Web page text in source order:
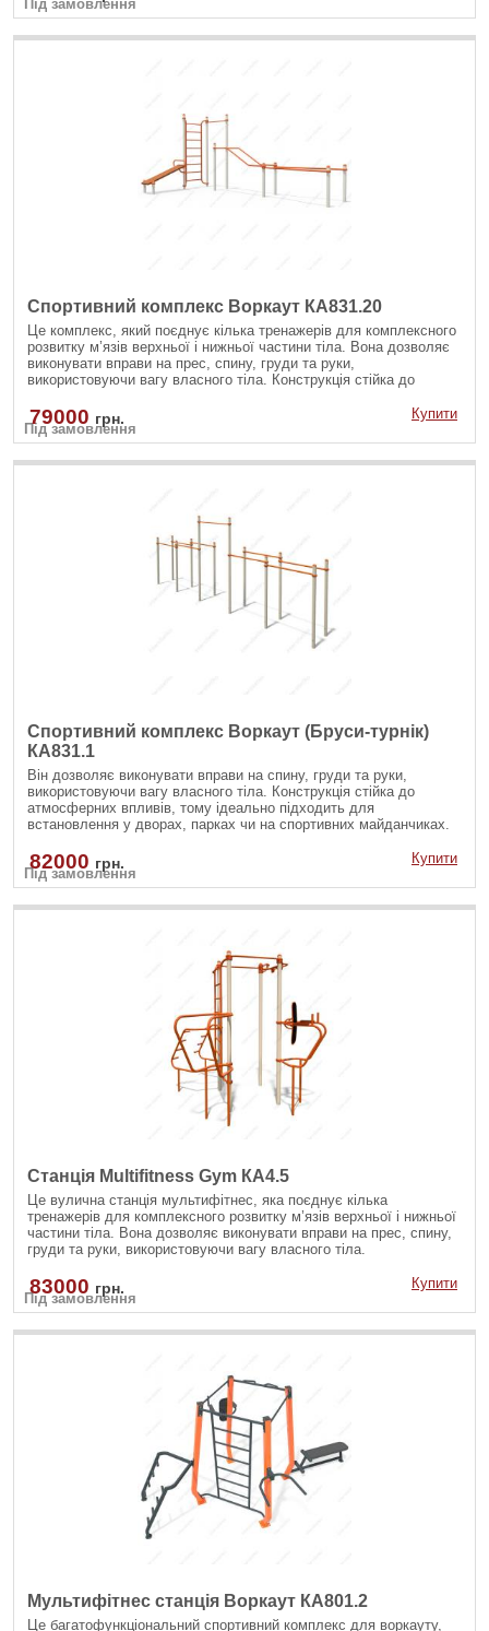
Під замовлення
Спортивний комплекс Воркаут КА831.20
Це комплекс, який поєднує кілька тренажерів для комплексного
розвитку м’язів верхньої і нижньої частини тіла. Вона дозволяє
виконувати вправи на прес, спину, груди та руки,
використовуючи вагу власного тіла. Конструкція стійка до
встановлення у дворах, парках чи на спортивних майданчиках.
Під замовлення
79000 грн. Купити
Спортивний комплекс Воркаут (Бруси-турнік)
КА831.1
Він дозволяє виконувати вправи на спину, груди та руки,
використовуючи вагу власного тіла. Конструкція стійка до
атмосферних впливів, тому ідеально підходить для
встановлення у дворах, парках чи на спортивних майданчиках.
Під замовлення
82000 грн. Купити
Станція Multifitness Gym КА4.5
Це вулична станція мультифітнес, яка поєднує кілька
тренажерів для комплексного розвитку м’язів верхньої і нижньої
частини тіла. Вона дозволяє виконувати вправи на прес, спину,
груди та руки, використовуючи вагу власного тіла.
Під замовлення
83000 грн. Купити
Мультифітнес станція Воркаут КА801.2
Це багатофункціональний спортивний комплекс для воркауту,